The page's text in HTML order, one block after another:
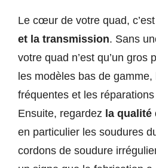
Le cœur de votre quad,
et la transmission. Sans
votre quad n’est qu’un gros
les modèles bas de
fréquentes et les
Ensuite, regardez la qualité
en particulier les soudures
cordons de soudure